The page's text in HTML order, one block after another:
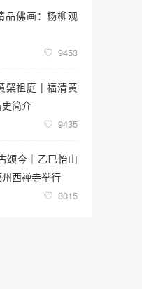
品佛画：杨柳观
9453
檗祖庭 | 福清黄
简介
9435
颂今｜乙巳怡山
西禅寺举行
8015